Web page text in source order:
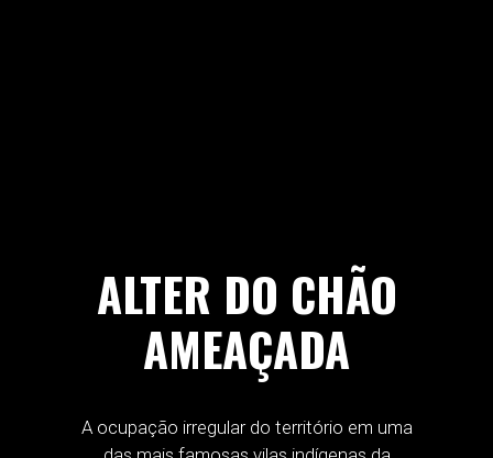
ALTER DO CHÃO
AMEAÇADA
A ocupação irregular do território em uma